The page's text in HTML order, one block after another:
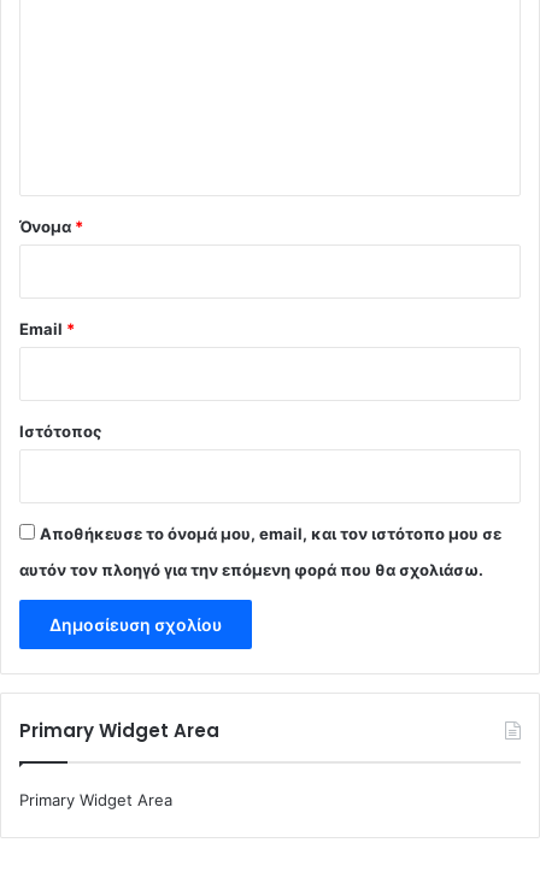
Όνομα *
Email *
Ιστότοπος
Αποθήκευσε το όνομά μου, email, και τον ιστότοπο μου σε
αυτόν τον πλοηγό για την επόμενη φορά που θα σχολιάσω.
Primary Widget Area
Primary Widget Area